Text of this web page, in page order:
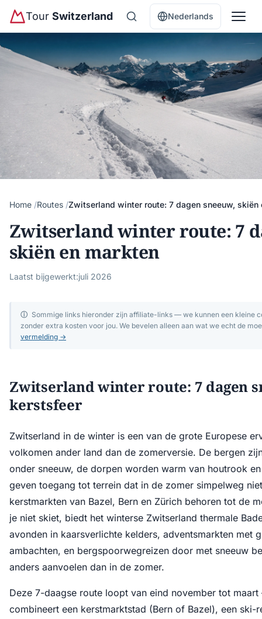
Tour Switzerland Nederlands
Home Routes Zwitserland winter route: 7 dagen sneeuw, skiën
Zwitserland winter route: 7
skiën en markten
Laatst bijgewerkt:juli 2026
ⓘ Sommige links hieronder zijn affiliate-links — we kunnen een kleine
zonder extra kosten voor jou. We bevelen alleen aan wat we echt de
vermelding →
Zwitserland winter route: 7 dagen
kerstsfeer
Zwitserland in de winter is een van de grote Europese
volkomen ander land dan de zomerversie. De bergen
onder sneeuw, de dorpen worden warm van houtrook
geven toegang tot terrein dat in de zomer simpelweg
kerstmarkten van Bazel, Bern en Zürich behoren tot de
je niet skiet, biedt het winterse Zwitserland thermale
avonden in kaarsverlichte kelders, adventsmarkten met
ambachten, en bergspoorwegreizen door met sneeuw
anders aanvoelen dan in de zomer.
Deze 7-daagse route loopt van eind november tot
combineert een kerstmarktstad (Bern of Bazel), een